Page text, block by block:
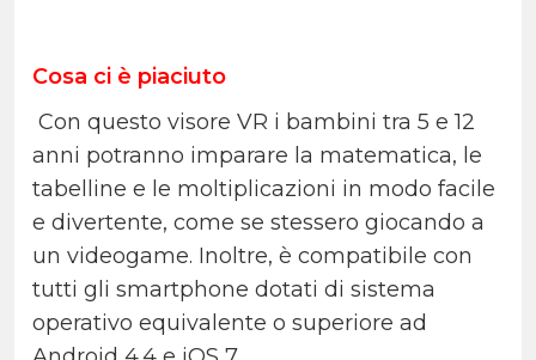
Cosa ci è piaciuto
Con questo visore VR i bambini tra 5 e 12
anni potranno imparare la matematica, le
tabelline e le moltiplicazioni in modo facile
e divertente, come se stessero giocando a
un videogame. Inoltre, è compatibile con
tutti gli smartphone dotati di sistema
operativo equivalente o superiore ad